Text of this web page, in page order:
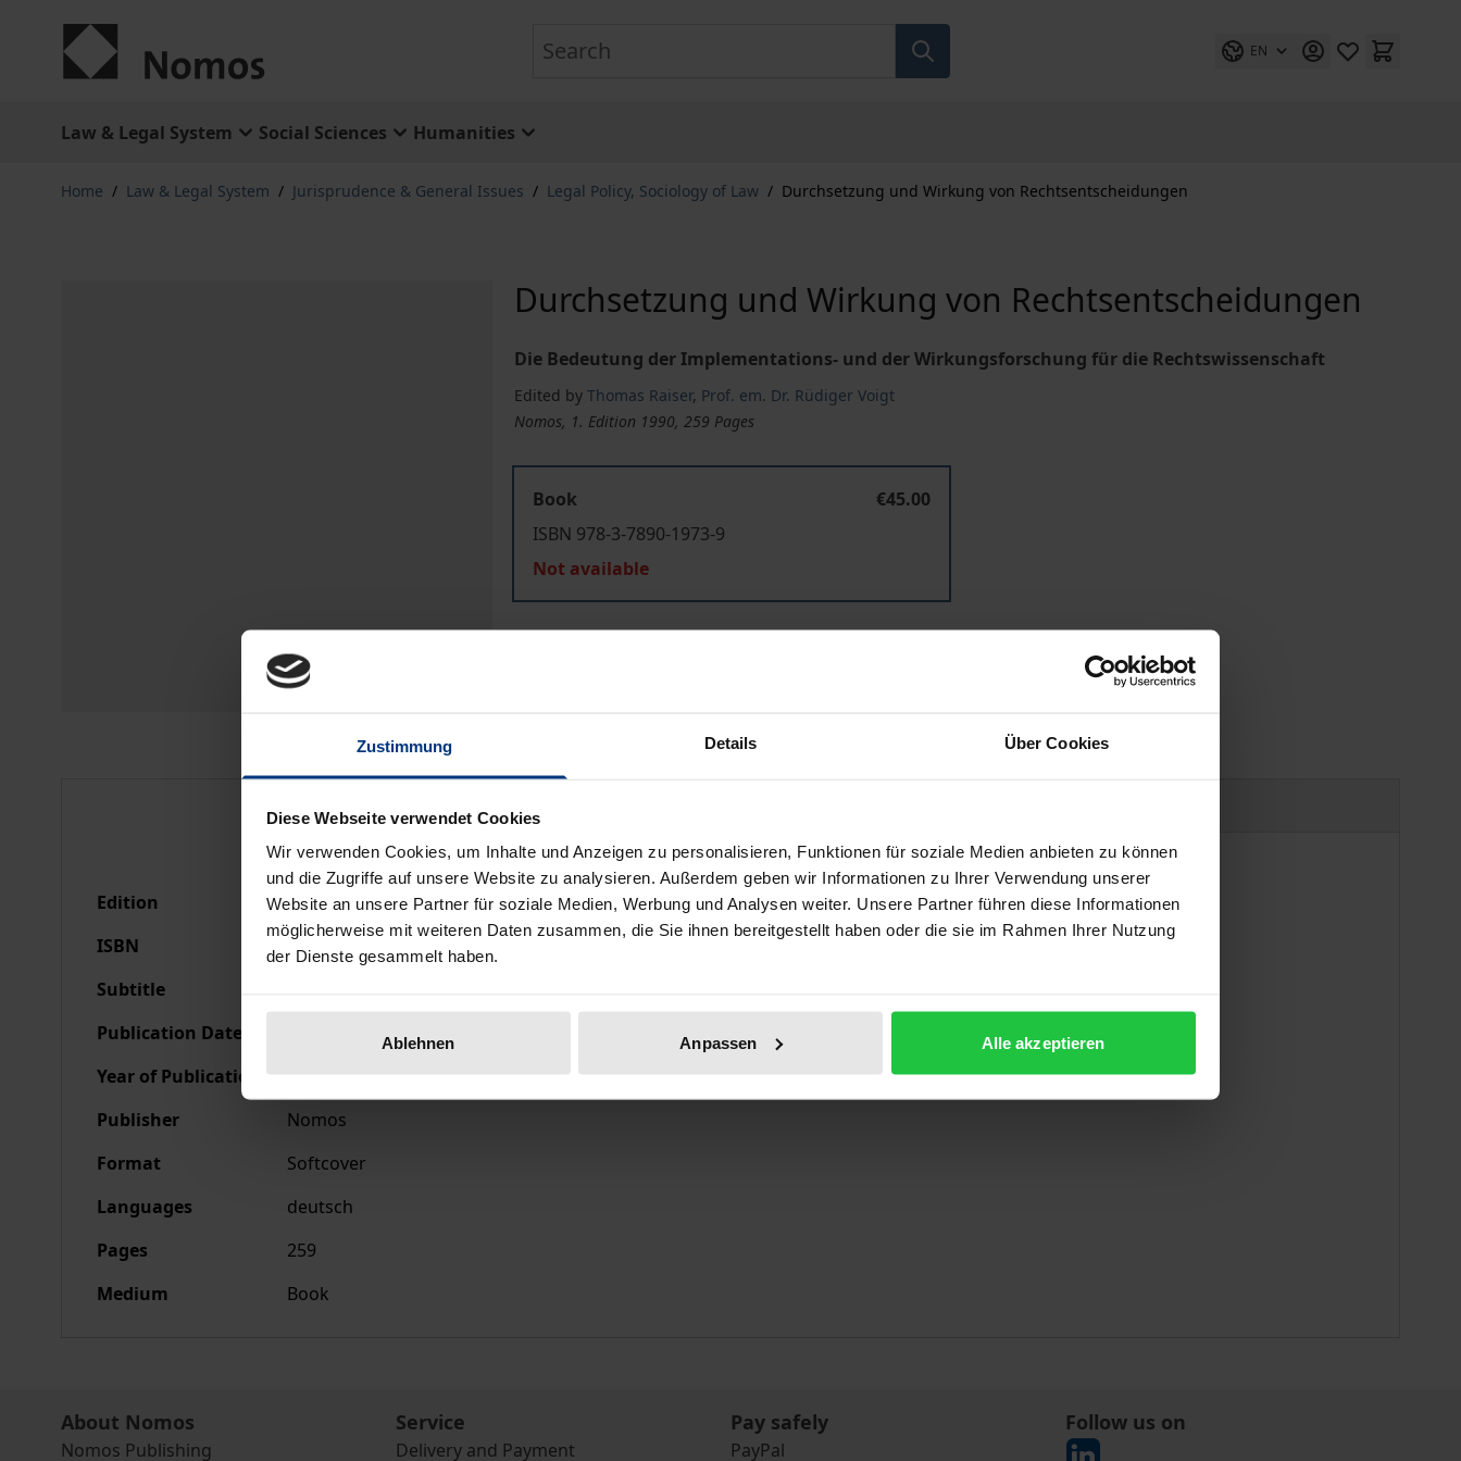
Zustimmung Details Über Cookies
Diese Webseite verwendet Cookies
Wir verwenden Cookies, um Inhalte und Anzeigen zu personalisieren, Funktionen für soziale Medien anbieten zu können
und die Zugriffe auf unsere Website zu analysieren. Außerdem geben wir Informationen zu Ihrer Verwendung unserer
Website an unsere Partner für soziale Medien, Werbung und Analysen weiter. Unsere Partner führen diese Informationen
möglicherweise mit weiteren Daten zusammen, die Sie ihnen bereitgestellt haben oder die sie im Rahmen Ihrer Nutzung
der Dienste gesammelt haben.
Ablehnen Anpassen Alle akzeptieren
EN
Law & Legal System Social Sciences Humanities
Home / Law & Legal System / Jurisprudence & General Issues / Legal Policy, Sociology of Law / Durchsetzung und Wirkung von Rechtsentscheidungen
Durchsetzung und Wirkung von Rechtsentscheidungen
Die Bedeutung der Implementations- und der Wirkungsforschung für die Rechtswissenschaft
Edited by Thomas Raiser, Prof. em. Dr. Rüdiger Voigt
Nomos, 1. Edition 1990, 259 Pages
Book
€45.00
ISBN 978-3-7890-1973-9
Not available
Edition
1
ISBN
978-3-7890-1973-9
Subtitle
Publication Date
Year of Publication
1990
Publisher
Nomos
Format
Softcover
Languages
deutsch
Pages
259
Medium
Book
About Nomos
Nomos Publishing
Service
Delivery and Payment
Pay safely
PayPal
Follow us on